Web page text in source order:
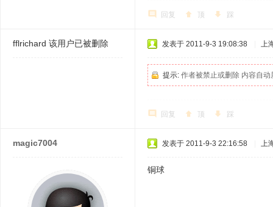
回复 顶 踩
fflrichard 该用户已被删除 发表于 2011-9-3 19:08:38 上
提示: 作者被禁止或删除 内容自动
回复 顶 踩
magic7004 发表于 2011-9-3 22:16:58 上
铜球